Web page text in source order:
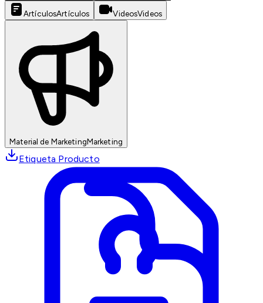
ArtículosArtículos VideosVideos
Material de MarketingMarketing
Etiqueta Producto